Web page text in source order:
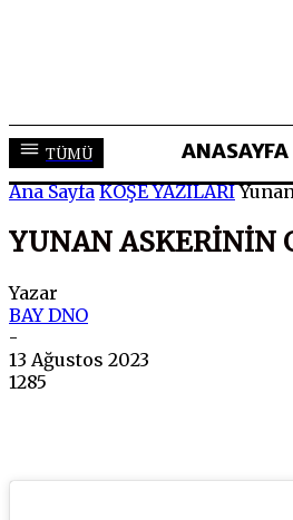
TÜMÜ ANASAYFA
Ana Sayfa KÖŞE YAZILARI
YUNAN ASKERININ
Yazar
BAY DNO
-
13 Ağustos 2023
1285